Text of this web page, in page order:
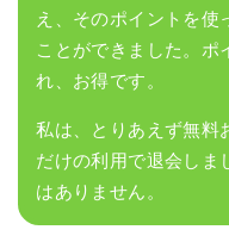
え、そのポイントを使
ことができました。ポ
れ、お得です。
私は、とりあえず無料
だけの利用で退会しま
はありません。